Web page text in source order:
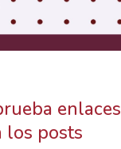
enlaces
los posts